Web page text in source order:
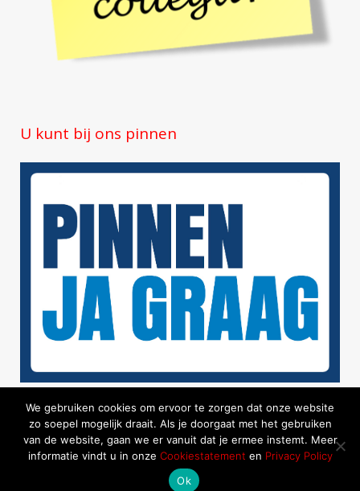
U kunt bij ons pinnen
Cookiestatement
We gebruiken cookies om ervoor te zorgen dat onze website
zo soepel mogelijk draait. Als je doorgaat met het gebruiken
van de website, gaan we er vanuit dat je ermee instemt. Meer
informatie vindt u in onze Cookiestatement en Privacy Policy
Ok